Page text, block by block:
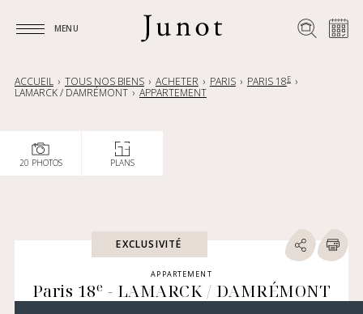
MENU
ACCUEIL TOUS NOS BIENS ACHETER PARIS PARIS 18E
LAMARCK / DAMRÉMONT APPARTEMENT
20 PHOTOS PLANS
EXCLUSIVITÉ
APPARTEMENT
Paris 18e - LAMARCK / DAMRÉMONT